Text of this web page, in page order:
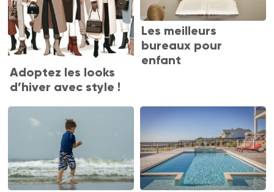
Adoptez les looks
d’hiver avec style !
Les meilleurs
bureaux pour
enfant